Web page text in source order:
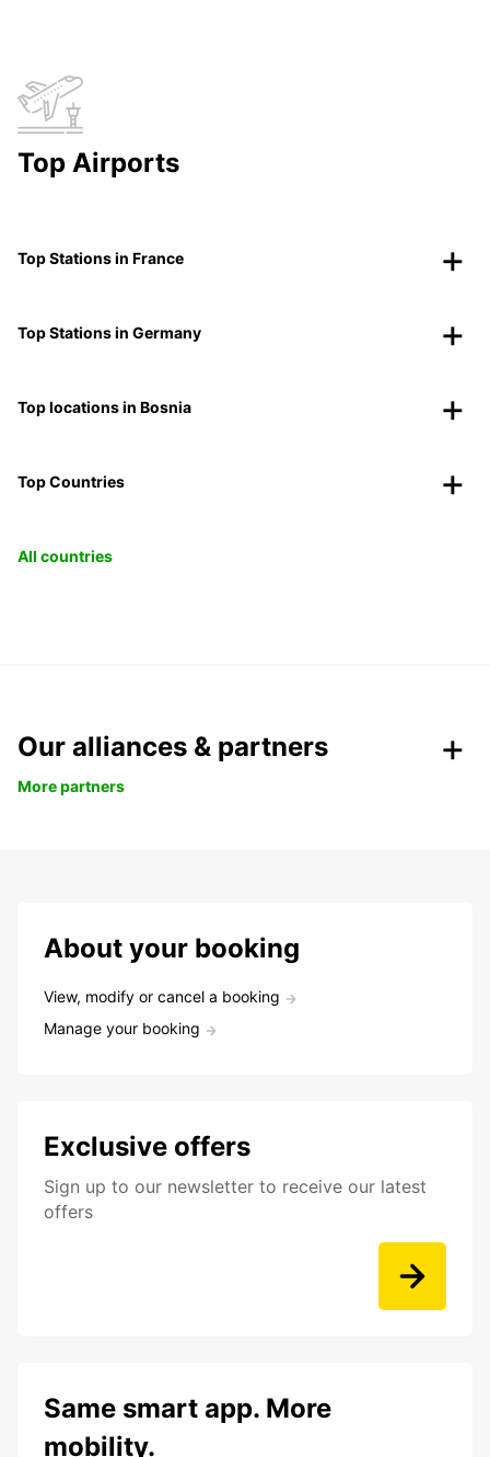
Top Airports
Top Stations in France
Top Stations in Germany
Top locations in Bosnia
Top Countries
All countries
Our alliances & partners
More partners
About your booking
View, modify or cancel a booking
Manage your booking
Exclusive offers
Sign up to our newsletter to receive our latest
offers
Same smart app. More
mobility.